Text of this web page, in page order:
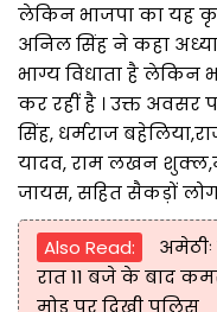
लेकिन भाजपा का यह
अनिल सिंह ने कहा
भाग्य विधाता है
कर रहीं है । उक्त अवसर
सिंह, धर्मराज
यादव, राम लखन
जायस, सहित सैकड़ों
Also Read:
रात 11 बजे के बाद
मोड पर दिखी पुलिस